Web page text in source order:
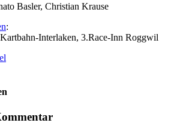
Basler, Christian Krause
:
Interlaken, 3.Race-Inn Roggwil